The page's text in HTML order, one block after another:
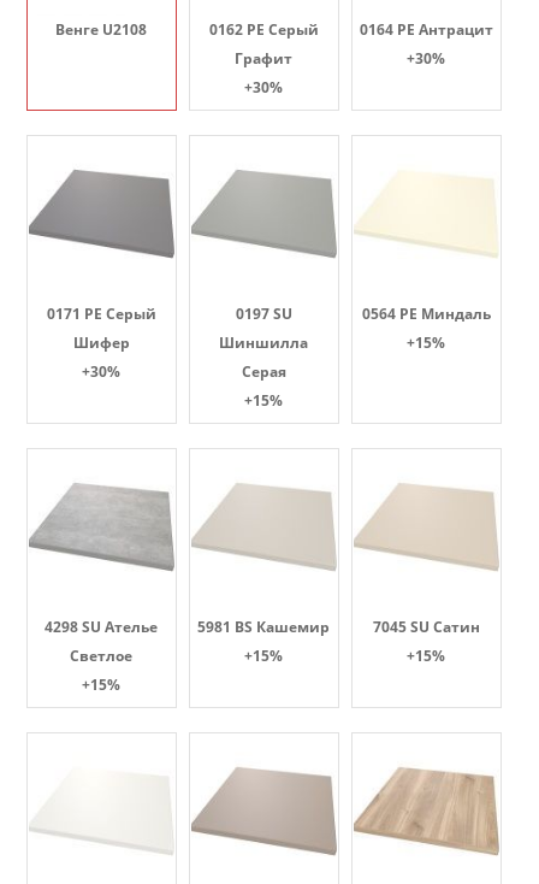
Венге U2108
0162 PE Серый
Графит
+30%
0164 PE Антрацит
+30%
0171 PE Серый
Шифер
+30%
0197 SU
Шиншилла
Серая
+15%
0564 PE Миндаль
+15%
4298 SU Ателье
Светлое
+15%
5981 BS Кашемир
+15%
7045 SU Сатин
+15%